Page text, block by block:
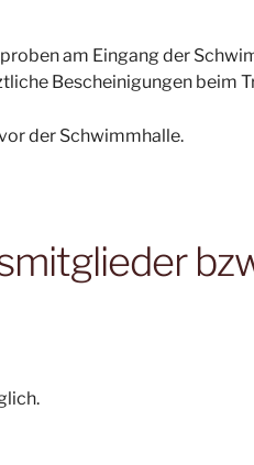
am Eingang der
Bescheinigungen beim
der Schwimmhalle.